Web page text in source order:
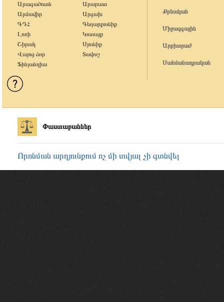
Արագածոտն
Արարատ
Արմավիր
Արցախ
ԳԴՀ
Գեղարքունիք
Լոռի
Կոտայք
Շիրակ
Սյունիք
Վայոց ձոր
Տավուշ
Ֆինլանդիա
Քրեական
Միջազգային
Արբիտրաժ
Սահմանադրական
Փաստաբաններ
Որոնման արդյունքում ոչ մի տվյալ չի գտնվել